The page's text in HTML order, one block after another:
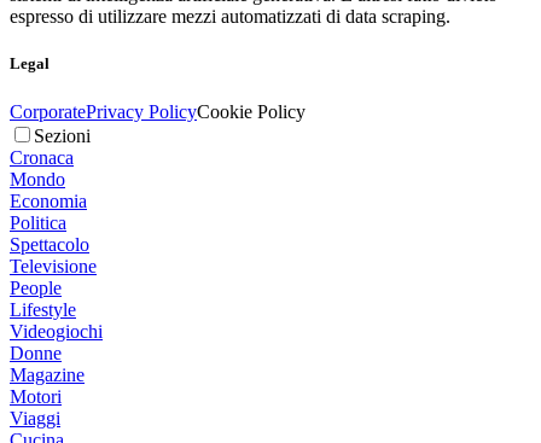
espresso di utilizzare mezzi automatizzati di data scraping.
Legal
CorporatePrivacy PolicyCookie Policy
Sezioni
Cronaca
Mondo
Economia
Politica
Spettacolo
Televisione
People
Lifestyle
Videogiochi
Donne
Magazine
Motori
Viaggi